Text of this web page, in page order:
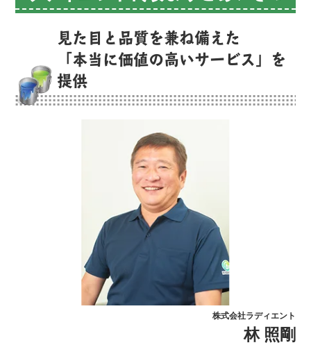
見た目と品質を兼ね備えた
「本当に価値の高いサービス」を
提供
株式会社ラディエント
林 照剛